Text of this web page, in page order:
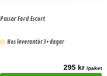
Passar Ford Escort
Hos leverantör 3+ dagar
295 kr /paket